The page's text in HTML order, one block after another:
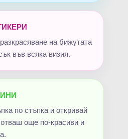
на бижутата
във всяка визия.
по стъпка и откривай
още по-красиви и